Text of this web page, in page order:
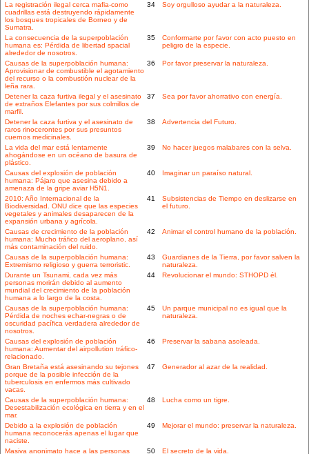
La registración ilegal cerca mafia-como
cuadrillas está destruyendo rápidamente
los bosques tropicales de Borneo y de
Sumatra.
34 Soy orgulloso ayudar a la naturaleza.
La consecuencia de la superpoblación
humana es: Pérdida de libertad spacial
alrededor de nosotros.
35
Conformarte por favor con acto puesto en
peligro de la especie.
Causas de la superpoblación humana:
Aprovisionar de combustible el agotamiento
del recurso o la combustión nuclear de la
leña rara.
36 Por favor preservar la naturaleza.
Detener la caza furtiva ilegal y el asesinato
de extraños Elefantes por sus colmillos de
marfil.
37 Sea por favor ahorrativo con energía.
Detener la caza furtiva y el asesinato de
raros rinocerontes por sus presuntos
cuernos medicinales.
38 Advertencia del Futuro.
La vida del mar está lentamente
ahogándose en un océano de basura de
plástico.
39 No hacer juegos malabares con la selva.
Causas del explosión de población
humana: Pájaro que asesina debido a
amenaza de la gripe aviar H5N1.
40 Imaginar un paraíso natural.
2010: Año Internacional de la
Biodiversidad. ONU dice que las especies
vegetales y animales desaparecen de la
expansión urbana y agrícola.
41
Subsistencias de Tiempo en deslizarse en
el futuro.
Causas de crecimiento de la población
humana: Mucho tráfico del aeroplano, así
más contaminación del ruido.
42 Animar el control humano de la población.
Causas de la superpoblación humana:
Extremismo religioso y guerra terroristic.
43
Guardianes de la Tierra, por favor salven la
naturaleza.
Durante un Tsunami, cada vez más
personas morirán debido al aumento
mundial del crecimiento de la población
humana a lo largo de la costa.
44 Revolucionar el mundo: STHOPD él.
Causas de la superpoblación humana:
Pérdida de noches echar-negras o de
oscuridad pacífica verdadera alrededor de
nosotros.
45
Un parque municipal no es igual que la
naturaleza.
Causas del explosión de población
humana: Aumentar del airpollution tráfico-
relacionado.
46 Preservar la sabana asoleada.
Gran Bretaña está asesinando su tejones
porque de la posible infección de la
tuberculosis en enfermos más cultivado
vacas.
47 Generador al azar de la realidad.
Causas de la superpoblación humana:
Desestabilización ecológica en tierra y en el
mar.
48 Lucha como un tigre.
Debido a la explosión de población
humana reconocerás apenas el lugar que
naciste.
49 Mejorar el mundo: preservar la naturaleza.
Masiva anonimato hace a las personas 50 El secreto de la vida.